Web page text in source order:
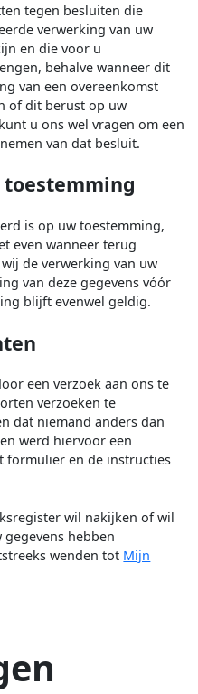
tegen besluiten die
verwerking van uw
en die voor u
behalve wanneer dit
van een overeenkomst
of dit berust op uw
u ons wel vragen om een
van dat besluit.
is op uw toestemming,
even wanneer terug
de verwerking van uw
van deze gegevens vóór
blijft evenwel geldig.
een verzoek aan ons te
verzoeken te
dat niemand anders dan
werd hiervoor een
formulier en de instructies
wil nakijken of wil
hebben
wenden tot Mijn